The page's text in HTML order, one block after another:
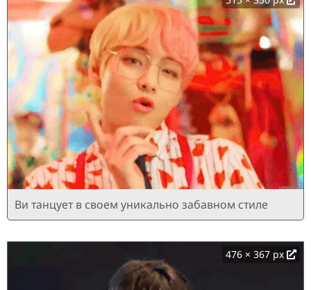
Ви танцует в своем уникально забавном стиле
476 × 367 px